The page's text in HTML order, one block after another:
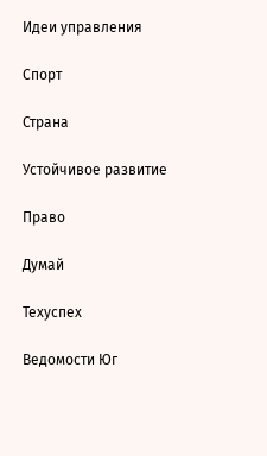
Идеи управления
Спорт
Страна
Устойчивое развитие
Право
Думай
Техуспех
Ведомости Юг